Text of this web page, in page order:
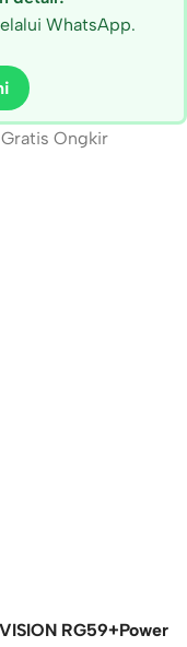
WhatsApp.
Ongkir
RG59+Power